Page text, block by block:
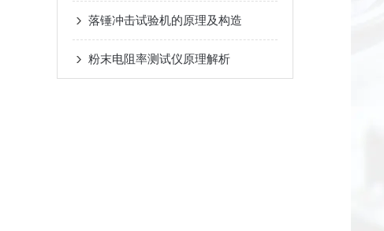
落锤冲击试验机的原理及构造
粉末电阻率测试仪原理解析